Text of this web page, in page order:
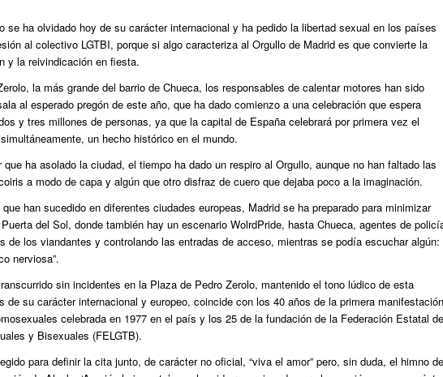
se ha olvidado hoy de su carácter internacional y ha pedido la libertad sexual en los países
al colectivo LGTBI, porque si algo caracteriza al Orgullo de Madrid es que convierte la
y la reivindicación en fiesta.
la más grande del barrio de Chueca, los responsables de calentar motores han sido
al esperado pregón de este año, que ha dado comienzo a una celebración que espera
y tres millones de personas, ya que la capital de España celebrará por primera vez el
un hecho histórico en el mundo.
ha asolado la ciudad, el tiempo ha dado un respiro al Orgullo, aunque no han faltado las
a modo de capa y algún que otro disfraz de cuero que dejaba poco a la imaginación.
han sucedido en diferentes ciudades europeas, Madrid se ha preparado para minimizar
del Sol, donde también hay un escenario WolrdPride, hasta Chueca, agentes de
de los viandantes y controlando las entradas de acceso, mientras se podía escuchar algún:
nerviosa”.
sin incidentes en la Plaza de Pedro Zerolo, mantenido el tono lúdico de esta
de su carácter internacional y europeo, coincide con los 40 años de la primera manifestación
celebrada en 1977 en el país y los 25 de la fundación de la Federación Estatal de
y Bisexuales (FELGTB).
para definir la cita junto, de carácter no oficial, “viva el amor” pero, sin duda, el himno de